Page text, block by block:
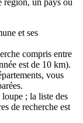
et ses
compris entre
est de 10 km).
vous
; la liste des
de recherche est